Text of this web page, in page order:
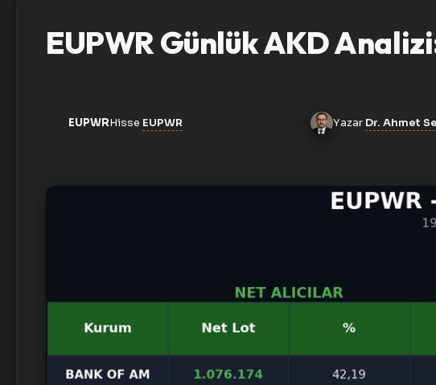
EUPWR Günlük AKD
EUPWRHisse EUPWR Yazar Dr. Ahmet